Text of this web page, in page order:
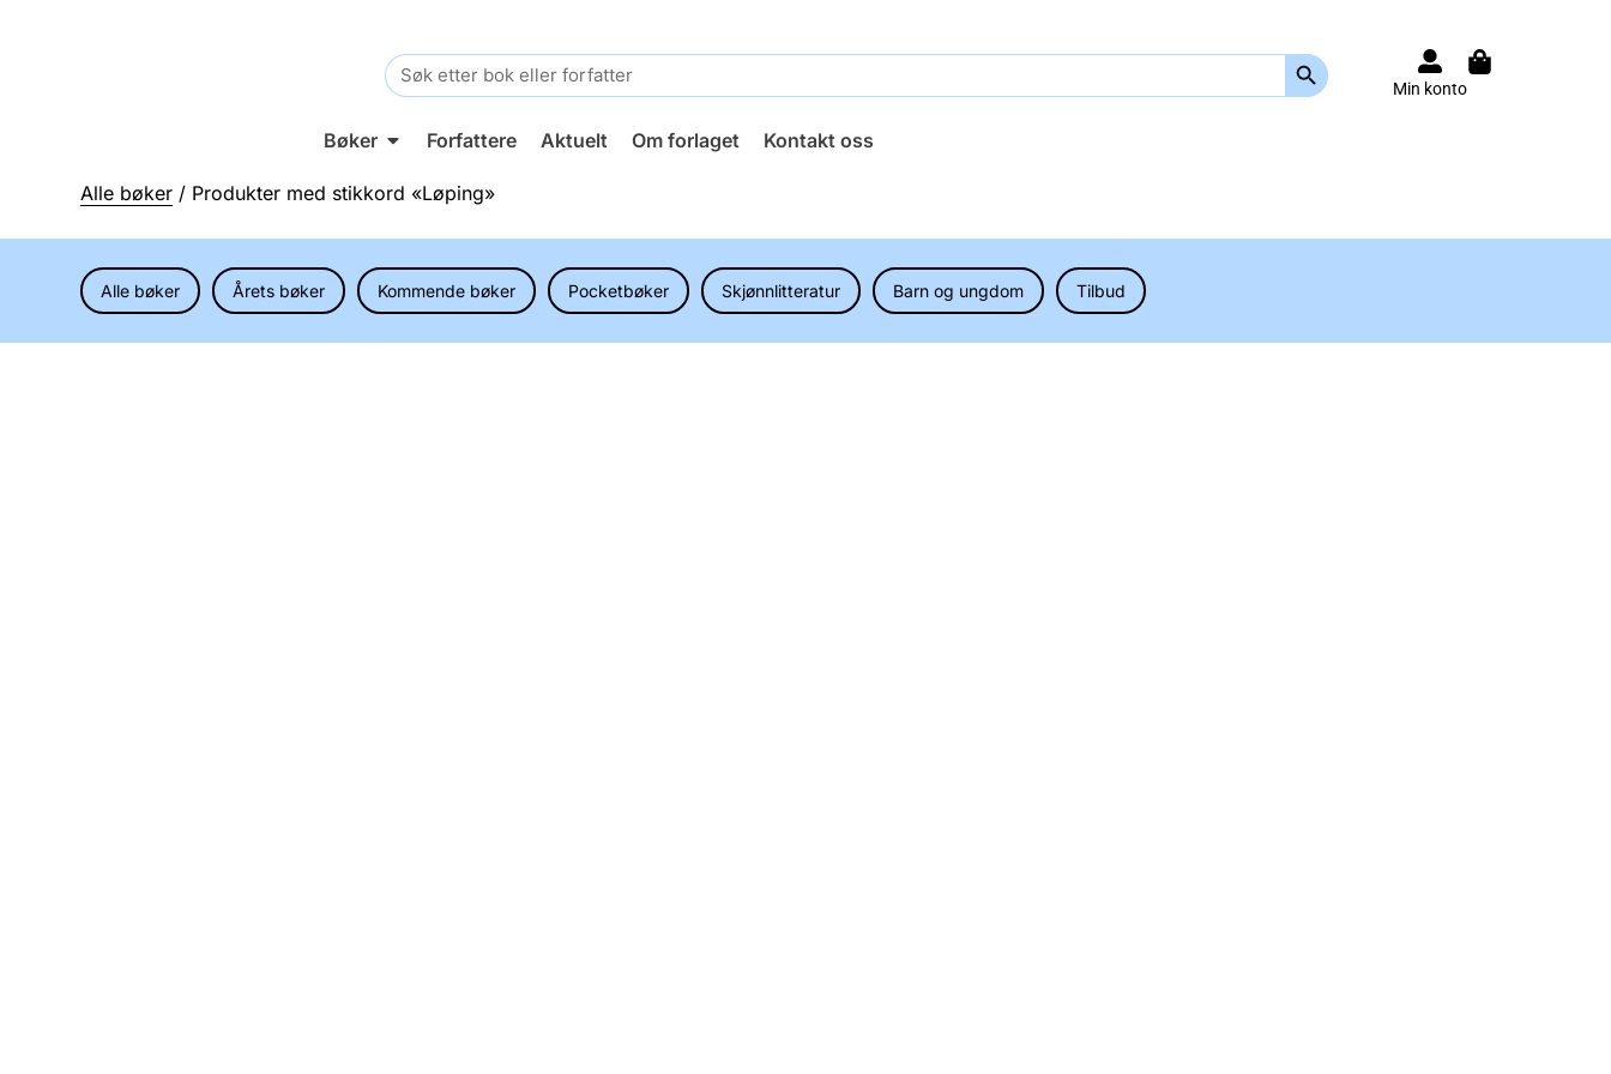
Search
for:
Search Button
Min konto
Bøker Forfattere Aktuelt Om forlaget Kontakt oss
Alle bøker / Produkter med stikkord «Løping»
Alle bøker Årets bøker Kommende bøker Pocketbøker Skjønnlitteratur Barn og ungdom Tilbud